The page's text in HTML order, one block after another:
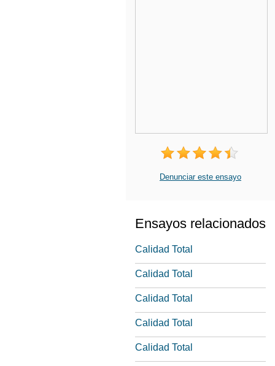
Denunciar este ensayo
Ensayos relacionados
Calidad Total
Calidad Total
Calidad Total
Calidad Total
Calidad Total